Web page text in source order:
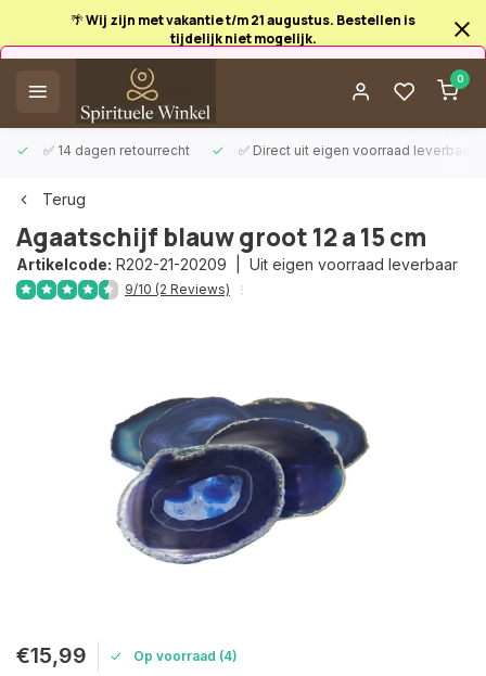
🌴 Wij zijn met vakantie t/m 21 augustus. Bestellen is
tijdelijk niet mogelijk.
0
✅ 14 dagen retourrecht ✅ Direct uit eigen voorraad leverbaar
Afrekenen is uitgeschakeld.
Terug
Agaatschijf blauw groot 12 a 15 cm
Artikelcode: R202-21-20209 | Uit eigen voorraad leverbaar
9/10 (2 Reviews)
€15,99 Op voorraad (4)